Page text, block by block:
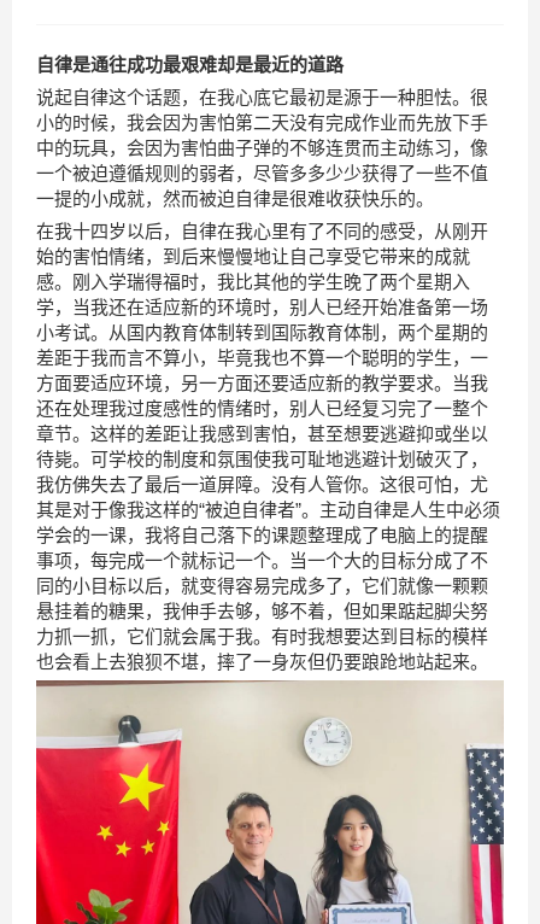
自律是通往成功最艰难却是最近的道路
说起自律这个话题，在我心底它最初是源于一种胆怯。很
小的时候，我会因为害怕第二天没有完成作业而先放下手
中的玩具，会因为害怕曲子弹的不够连贯而主动练习，像
一个被迫遵循规则的弱者，尽管多多少少获得了一些不值
一提的小成就，然而被迫自律是很难收获快乐的。
在我十四岁以后，自律在我心里有了不同的感受，从刚开
始的害怕情绪，到后来慢慢地让自己享受它带来的成就
感。刚入学瑞得福时，我比其他的学生晚了两个星期入
学，当我还在适应新的环境时，别人已经开始准备第一场
小考试。从国内教育体制转到国际教育体制，两个星期的
差距于我而言不算小，毕竟我也不算一个聪明的学生，一
方面要适应环境，另一方面还要适应新的教学要求。当我
还在处理我过度感性的情绪时，别人已经复习完了一整个
章节。这样的差距让我感到害怕，甚至想要逃避抑或坐以
待毙。可学校的制度和氛围使我可耻地逃避计划破灭了，
我仿佛失去了最后一道屏障。没有人管你。这很可怕，尤
其是对于像我这样的“被迫自律者”。主动自律是人生中必须
学会的一课，我将自己落下的课题整理成了电脑上的提醒
事项，每完成一个就标记一个。当一个大的目标分成了不
同的小目标以后，就变得容易完成多了，它们就像一颗颗
悬挂着的糖果，我伸手去够，够不着，但如果踮起脚尖努
力抓一抓，它们就会属于我。有时我想要达到目标的模样
也会看上去狼狈不堪，摔了一身灰但仍要踉跄地站起来。